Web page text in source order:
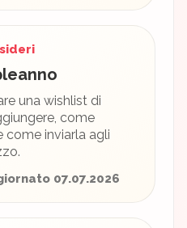
una wishlist di
come
come inviarla agli
07.07.2026